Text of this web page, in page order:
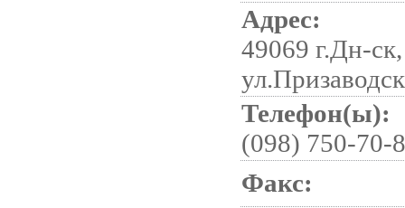
Адрес:
49069 г.Дн-ск,
Телефон(ы):
(098) 750-70-
Факс: